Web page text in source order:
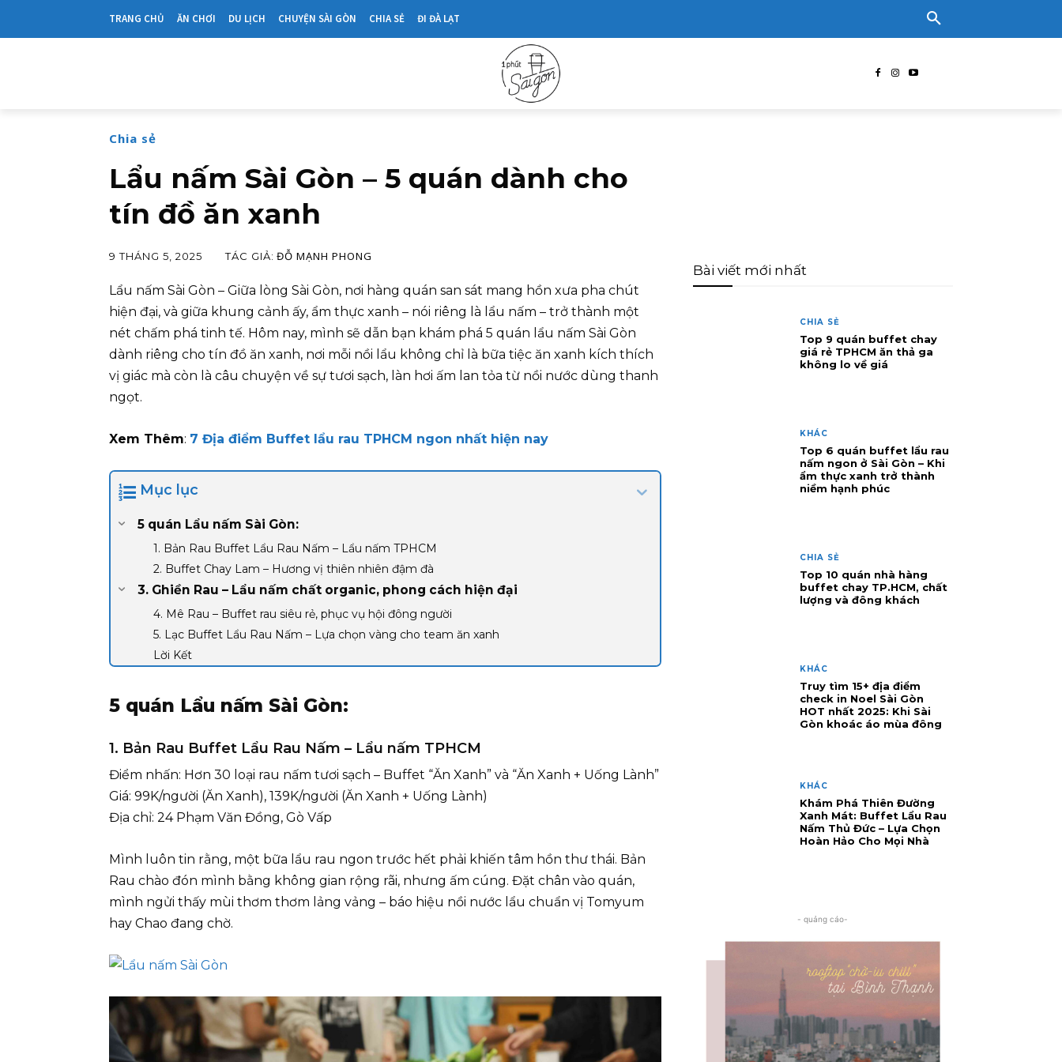
TRANG CHỦ ĂN CHƠI DU LỊCH CHUYỆN SÀI GÒN CHIA SẺ ĐI ĐÀ LẠT
Chia sẻ
Lẩu nấm Sài Gòn – 5 quán dành cho
tín đồ ăn xanh
9 THÁNG 5, 2025 TÁC GIẢ: ĐỖ MẠNH PHONG
Lẩu nấm Sài Gòn – Giữa lòng Sài Gòn, nơi hàng quán san sát mang hồn xưa pha chút
hiện đại, và giữa khung cảnh ấy, ẩm thực xanh – nói riêng là lẩu nấm – trở thành một
nét chấm phá tinh tế. Hôm nay, mình sẽ dẫn bạn khám phá 5 quán lẩu nấm Sài Gòn
dành riêng cho tín đồ ăn xanh, nơi mỗi nồi lẩu không chỉ là bữa tiệc ăn xanh kích thích
vị giác mà còn là câu chuyện về sự tươi sạch, làn hơi ấm lan tỏa từ nồi nước dùng thanh
ngọt.
Xem Thêm: 7 Địa điểm Buffet lẩu rau TPHCM ngon nhất hiện nay
Mục lục
5 quán Lẩu nấm Sài Gòn:
1. Bản Rau Buffet Lẩu Rau Nấm – Lẩu nấm TPHCM
2. Buffet Chay Lam – Hương vị thiên nhiên đậm đà
3. Ghiền Rau – Lẩu nấm chất organic, phong cách hiện đại
4. Mê Rau – Buffet rau siêu rẻ, phục vụ hội đông người
5. Lạc Buffet Lẩu Rau Nấm – Lựa chọn vàng cho team ăn xanh
Lời Kết
5 quán Lẩu nấm Sài Gòn:
1. Bản Rau Buffet Lẩu Rau Nấm – Lẩu nấm TPHCM
Điểm nhấn: Hơn 30 loại rau nấm tươi sạch – Buffet “Ăn Xanh” và “Ăn Xanh + Uống Lành”
Giá: 99K/người (Ăn Xanh), 139K/người (Ăn Xanh + Uống Lành)
Địa chỉ: 24 Phạm Văn Đồng, Gò Vấp
Mình luôn tin rằng, một bữa lẩu rau ngon trước hết phải khiến tâm hồn thư thái. Bản
Rau chào đón mình bằng không gian rộng rãi, nhưng ấm cúng. Đặt chân vào quán,
mình ngửi thấy mùi thơm thơm lảng vảng – báo hiệu nồi nước lẩu chuẩn vị Tomyum
hay Chao đang chờ.
Bài viết mới nhất
CHIA SẺ
Top 9 quán buffet chay
giá rẻ TPHCM ăn thả ga
không lo về giá
KHÁC
Top 6 quán buffet lẩu rau
nấm ngon ở Sài Gòn – Khi
ẩm thực xanh trở thành
niềm hạnh phúc
CHIA SẺ
Top 10 quán nhà hàng
buffet chay TP.HCM, chất
lượng và đông khách
KHÁC
Truy tìm 15+ địa điểm
check in Noel Sài Gòn
HOT nhất 2025: Khi Sài
Gòn khoác áo mùa đông
KHÁC
Khám Phá Thiên Đường
Xanh Mát: Buffet Lẩu Rau
Nấm Thủ Đức – Lựa Chọn
Hoàn Hảo Cho Mọi Nhà
- quảng cáo-